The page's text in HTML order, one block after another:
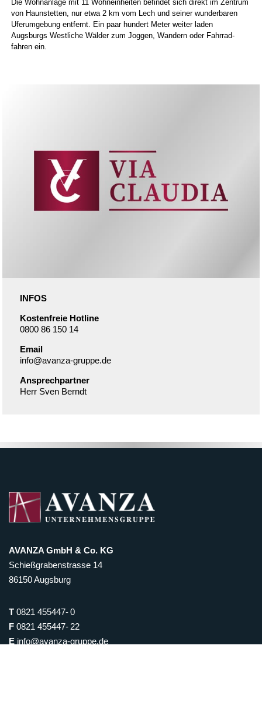
Die Wohnanlage mit 11 Wohneinheiten befindet sich direkt im Zentrum
von Haunstetten, nur etwa 2 km vom Lech und seiner wunderbaren
Uferu­mgebung entfernt. Ein paar hundert Meter weiter laden
Augsburgs Westliche Wälder zum Joggen, Wandern oder Fahrrad­
fahren ein.
INFOS
Kostenfreie Hotline
0800 86 150 14
Email
info@avanza-gruppe.de
Ansprechpartner
Herr Sven Berndt
AVANZA GmbH & Co. KG
Schießgrabenstrasse 14
86150 Augsburg
T 0821 455447- 0
F 0821 455447- 22
E info@avanza-gruppe.de